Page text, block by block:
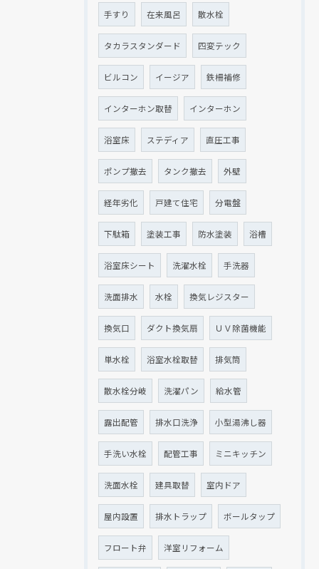
手すり 在来風呂 散水栓
タカラスタンダード 四変テック
ビルコン イージア 鉄柵補修
インターホン取替 インターホン
浴室床 ステディア 直圧工事
ポンプ撤去 タンク撤去 外壁
経年劣化 戸建て住宅 分電盤
下駄箱 塗装工事 防水塗装 浴槽
浴室床シート 洗濯水栓 手洗器
洗面排水 水栓 換気レジスター
換気口 ダクト換気扇 ＵＶ除菌機能
単水栓 浴室水栓取替 排気筒
散水栓分岐 洗濯パン 給水管
露出配管 排水口洗浄 小型湯沸し器
手洗い水栓 配管工事 ミニキッチン
洗面水栓 建具取替 室内ドア
屋内設置 排水トラップ ボールタップ
フロート弁 洋室リフォーム